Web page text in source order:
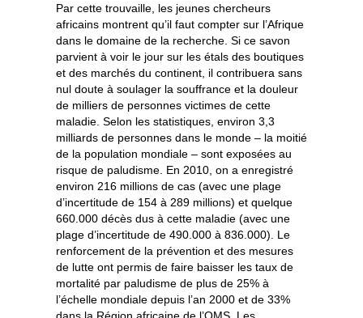
Par cette trouvaille, les jeunes chercheurs
africains montrent qu’il faut compter sur l’Afrique
dans le domaine de la recherche. Si ce savon
parvient à voir le jour sur les étals des boutiques
et des marchés du continent, il contribuera sans
nul doute à soulager la souffrance et la douleur
de milliers de personnes victimes de cette
maladie. Selon les statistiques, environ 3,3
milliards de personnes dans le monde – la moitié
de la population mondiale – sont exposées au
risque de paludisme. En 2010, on a enregistré
environ 216 millions de cas (avec une plage
d’incertitude de 154 à 289 millions) et quelque
660.000 décès dus à cette maladie (avec une
plage d’incertitude de 490.000 à 836.000). Le
renforcement de la prévention et des mesures
de lutte ont permis de faire baisser les taux de
mortalité par paludisme de plus de 25% à
l’échelle mondiale depuis l’an 2000 et de 33%